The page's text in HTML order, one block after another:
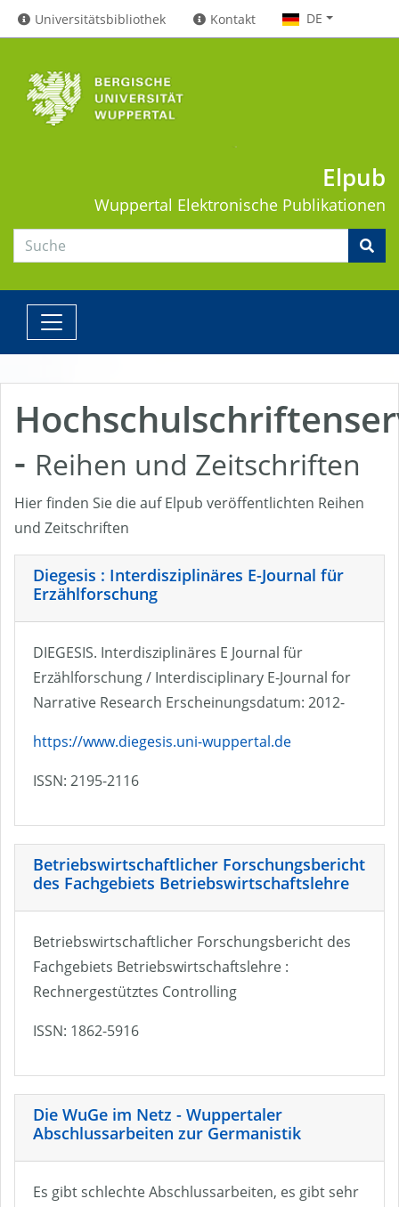
Universitätsbibliothek Kontakt DE
Elpub
Wuppertal Elektronische Publikationen
- Reihen und Zeitschriften
Hier finden Sie die auf Elpub veröffentlichten Reihen
und Zeitschriften
Diegesis : Interdisziplinäres E-Journal für
Erzählforschung
DIEGESIS. Interdisziplinäres E Journal für
Erzählforschung / Interdisciplinary E-Journal for
Narrative Research Erscheinungsdatum: 2012-
https://www.diegesis.uni-wuppertal.de
ISSN: 2195-2116
Betriebswirtschaftlicher Forschungsbericht
des Fachgebiets Betriebswirtschaftslehre
Betriebswirtschaftlicher Forschungsbericht des
Fachgebiets Betriebswirtschaftslehre :
Rechnergestütztes Controlling
ISSN: 1862-5916
Die WuGe im Netz - Wuppertaler
Abschlussarbeiten zur Germanistik
Es gibt schlechte Abschlussarbeiten, es gibt sehr